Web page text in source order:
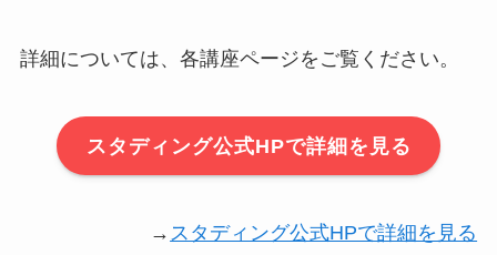
詳細については、各講座ページをご覧ください。
スタディング公式HPで詳細を見る
→ スタディング公式HPで詳細を見る